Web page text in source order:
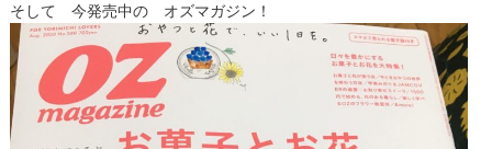
そして 今発売中の オズマガジン！